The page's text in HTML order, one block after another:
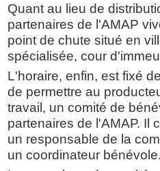
Quant au lieu de
partenaires de l'AMAP
point de chute situé en
spécialisée, cour
L'horaire, enfin, est fixé
de permettre au
travail, un comité de
partenaires de l'AMAP. Il
un responsable de la
un coordinateur bénévole.